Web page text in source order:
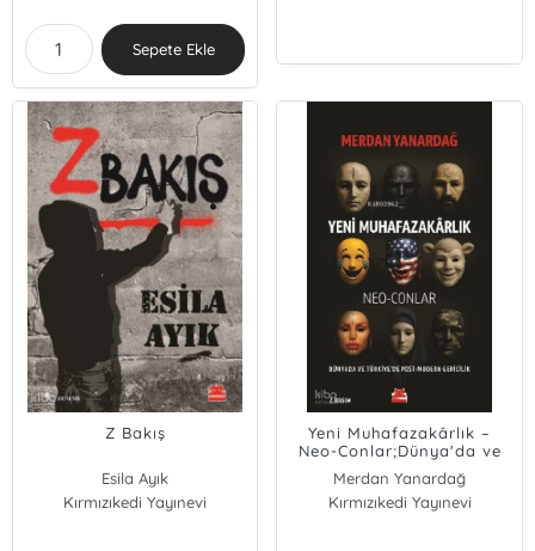
Sepete Ekle
Z Bakış
Esila Ayık
Kırmızıkedi Yayınevi
Yeni Muhafazakârlık –
Neo-Conlar;Dünya'da ve
Türkiye'de Post - Modern
Gericilik
Merdan Yanardağ
Kırmızıkedi Yayınevi